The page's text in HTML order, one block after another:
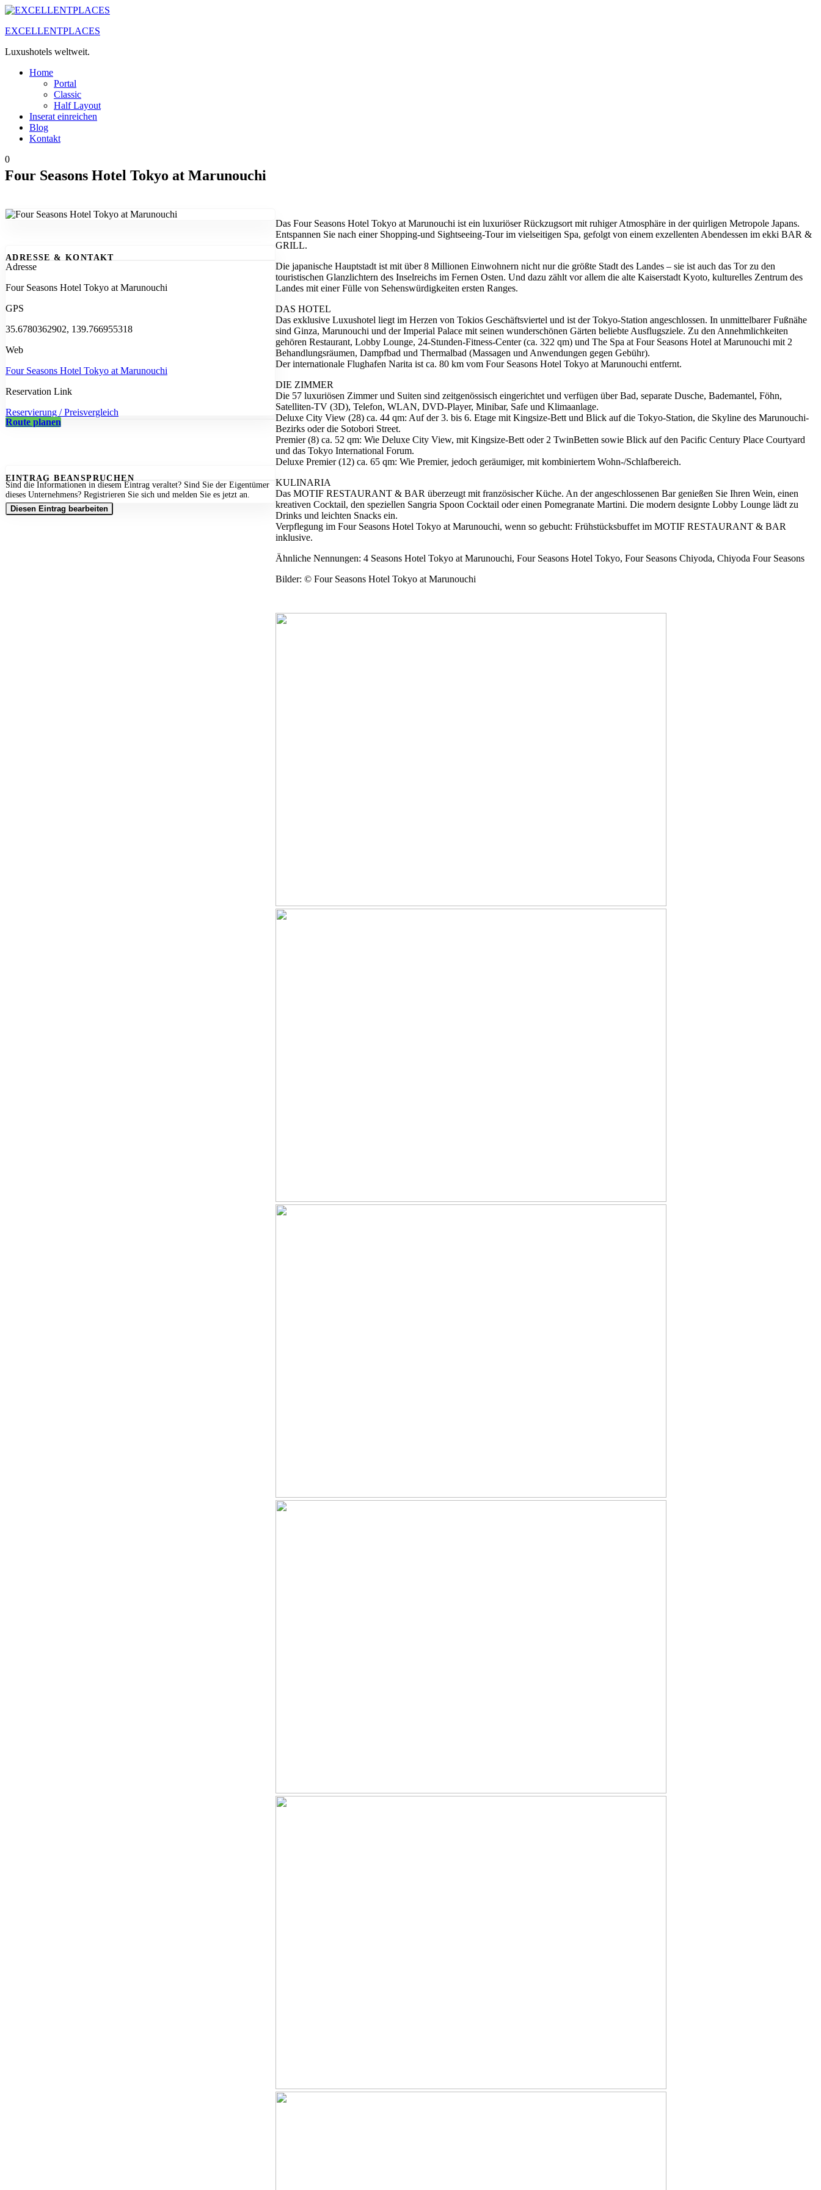
Zum
springen
EXCELLENTPLACES
Luxushotels weltweit.
Home
Portal
Classic
Half Layout
Inserat einreichen
Blog
Kontakt
0
Four Seasons Hotel Tokyo at Marunouchi
ADRESSE & KONTAKT
Adresse
Four Seasons Hotel Tokyo at Marunouchi
GPS
35.6780362902, 139.766955318
Web
Four Seasons Hotel Tokyo at Marunouchi
Reservation Link
Reservierung / Preisvergleich
Route planen
EINTRAG BEANSPRUCHEN
Sind die Informationen in diesem Eintrag veraltet? Sind Sie der Eigentümer
dieses Unternehmens? Registrieren Sie sich und melden Sie es jetzt an.
Diesen Eintrag bearbeiten
Das Four Seasons Hotel Tokyo at Marunouchi ist ein luxuriöser Rückzugsort mit ruhiger Atmosphäre in der quirligen Metropole Japans.
Entspannen Sie nach einer Shopping-und Sightseeing-Tour im vielseitigen Spa, gefolgt von einem exzellenten Abendessen im ekki BAR &
GRILL.
Die japanische Hauptstadt ist mit über 8 Millionen Einwohnern nicht nur die größte Stadt des Landes – sie ist auch das Tor zu den
touristischen Glanzlichtern des Inselreichs im Fernen Osten. Und dazu zählt vor allem die alte Kaiserstadt Kyoto, kulturelles Zentrum des
Landes mit einer Fülle von Sehenswürdigkeiten ersten Ranges.
DAS HOTEL
Das exklusive Luxushotel liegt im Herzen von Tokios Geschäftsviertel und ist der Tokyo-Station angeschlossen. In unmittelbarer Fußnähe
sind Ginza, Marunouchi und der Imperial Palace mit seinen wunderschönen Gärten beliebte Ausflugsziele. Zu den Annehmlichkeiten
gehören Restaurant, Lobby Lounge, 24-Stunden-Fitness-Center (ca. 322 qm) und The Spa at Four Seasons Hotel at Marunouchi mit 2
Behandlungsräumen, Dampfbad und Thermalbad (Massagen und Anwendungen gegen Gebühr).
Der internationale Flughafen Narita ist ca. 80 km vom Four Seasons Hotel Tokyo at Marunouchi entfernt.
DIE ZIMMER
Die 57 luxuriösen Zimmer und Suiten sind zeitgenössisch eingerichtet und verfügen über Bad, separate Dusche, Bademantel, Föhn,
Satelliten-TV (3D), Telefon, WLAN, DVD-Player, Minibar, Safe und Klimaanlage.
Deluxe City View (28) ca. 44 qm: Auf der 3. bis 6. Etage mit Kingsize-Bett und Blick auf die Tokyo-Station, die Skyline des Marunouchi-
Bezirks oder die Sotobori Street.
Premier (8) ca. 52 qm: Wie Deluxe City View, mit Kingsize-Bett oder 2 TwinBetten sowie Blick auf den Pacific Century Place Courtyard
und das Tokyo International Forum.
Deluxe Premier (12) ca. 65 qm: Wie Premier, jedoch geräumiger, mit kombiniertem Wohn-/Schlafbereich.
KULINARIA
Das MOTIF RESTAURANT & BAR überzeugt mit französischer Küche. An der angeschlossenen Bar genießen Sie Ihren Wein, einen
kreativen Cocktail, den speziellen Sangria Spoon Cocktail oder einen Pomegranate Martini. Die modern designte Lobby Lounge lädt zu
Drinks und leichten Snacks ein.
Verpflegung im Four Seasons Hotel Tokyo at Marunouchi, wenn so gebucht: Frühstücksbuffet im MOTIF RESTAURANT & BAR
inklusive.
Ähnliche Nennungen: 4 Seasons Hotel Tokyo at Marunouchi, Four Seasons Hotel Tokyo, Four Seasons Chiyoda, Chiyoda Four Seasons
Bilder: © Four Seasons Hotel Tokyo at Marunouchi